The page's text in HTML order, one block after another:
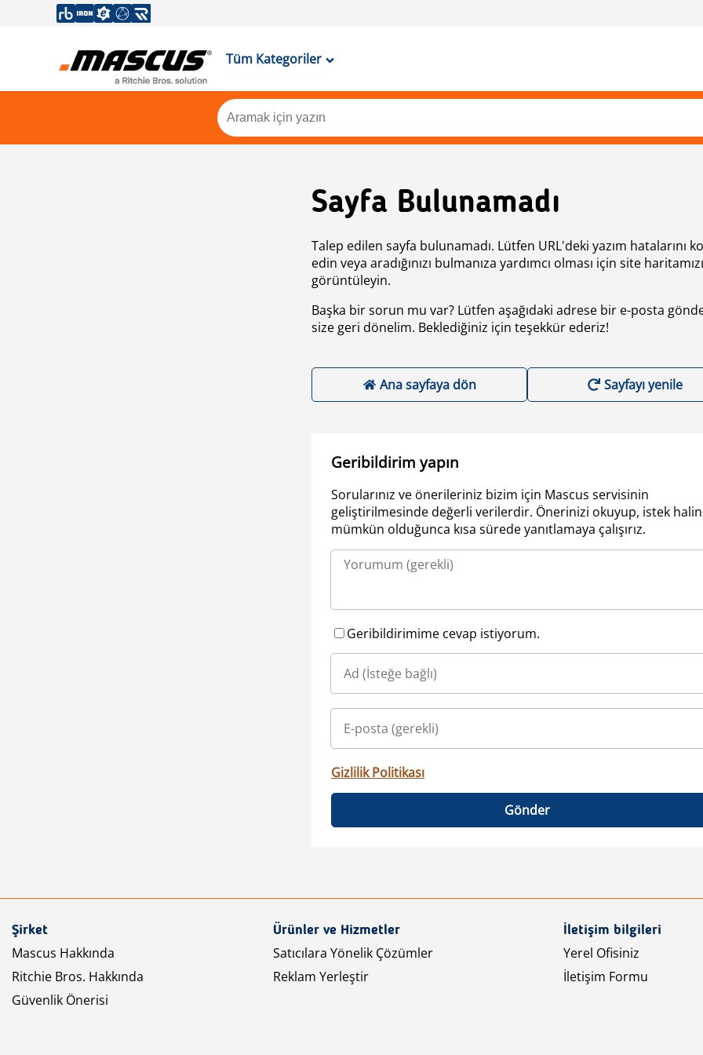
Tüm Kategoriler
Sayfa Bulunamadı
Talep edilen sayfa bulunamadı. Lütfen URL'deki yazım hatalarını
edin veya aradığınızı bulmanıza yardımcı olması için site haritamızı
görüntüleyin.
Başka bir sorun mu var? Lütfen aşağıdaki adrese bir e-posta
size geri dönelim. Beklediğiniz için teşekkür ederiz!
Ana sayfaya dön Sayfayı yenile
Geribildirim yapın
Sorularınız ve önerileriniz bizim için Mascus servisinin
geliştirilmesinde değerli verilerdir. Önerinizi okuyup, istek
mümkün olduğunca kısa sürede yanıtlamaya çalışırız.
Geribildirimime cevap istiyorum.
Gizlilik Politikası
Gönder
Şirket
Mascus Hakkında
Ritchie Bros. Hakkında
Güvenlik Önerisi
Ürünler ve Hizmetler
Satıcılara Yönelik Çözümler
Reklam Yerleştir
İletişim bilgileri
Yerel Ofisiniz
İletişim Formu